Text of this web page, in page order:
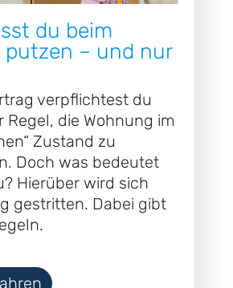
du beim
putzen – und nur
verpflichtest du
Regel, die Wohnung im
Zustand zu
Doch was bedeutet
Hierüber wird sich
gestritten. Dabei gibt